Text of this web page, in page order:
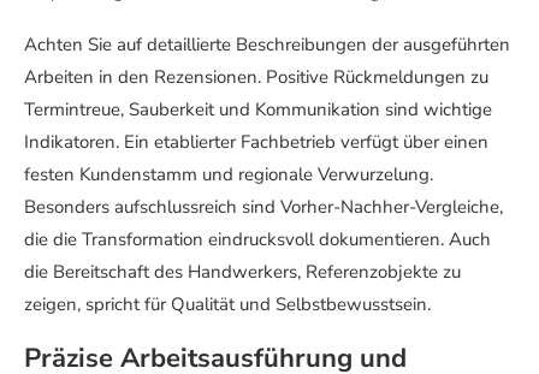
Achten Sie auf detaillierte Beschreibungen der ausgeführten
Arbeiten in den Rezensionen. Positive Rückmeldungen zu
Termintreue, Sauberkeit und Kommunikation sind wichtige
Indikatoren. Ein etablierter Fachbetrieb verfügt über einen
festen Kundenstamm und regionale Verwurzelung.
Besonders aufschlussreich sind Vorher-Nachher-Vergleiche,
die die Transformation eindrucksvoll dokumentieren. Auch
die Bereitschaft des Handwerkers, Referenzobjekte zu
zeigen, spricht für Qualität und Selbstbewusstsein.
Präzise Arbeitsausführung und